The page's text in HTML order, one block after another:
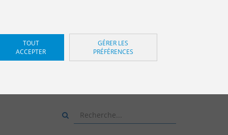
NOUS ET NOUS VOUS
TOUT
ACCEPTER
GÉRER LES
PRÉFÉRENCES